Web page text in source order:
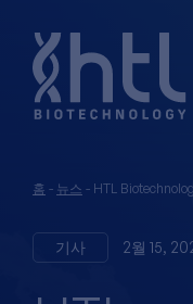
홈 - 뉴스 - HTL
기사 2월 15,